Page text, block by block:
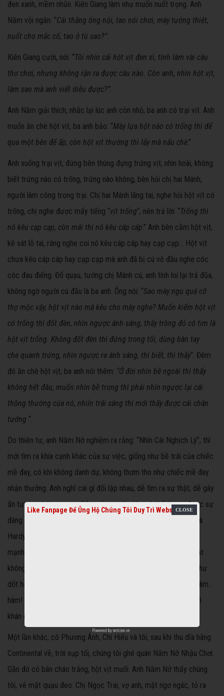
đen xanh, mềm nhũn. Kiên Giang làm như muốn nuốt trọng. Anh
Năm vội ngăn: “Cái thằng ông nội, tao nói chơi, mày tưởng thiệt,
nuốt cho mắc cổ, tao ở tù sao?”.
Kiên Giang cười, nói: “Tôi nhìn cái hột vịt đen xì, tính làm vài câu
thơ chơi, nhưng không rặn ra được câu nào. Còn anh, nhìn hột vịt,
làm sao mà anh viết diễu được?”.
Anh Năm giải thích, nhắc lại lúc anh còn nhỏ, ba anh có trại vịt. Anh
muốn ăn chè hột vịt, ba anh bảo: “Mày lựa hột nào có trống thì để
qua một bên để ấp, còn hột vịt thường thì lấy mà nấu chè.”
Anh xuống trại vịt, đứng bên thúng đựng trứng vịt, nhìn hoài, không
biết trứng nào có trống, trứng nào không, bèn hỏi chị hai Mánh,
người làm công trong trại. Chị hai Mánh lãng tai, nghe hỏi hột vịt có
trống, chị nghe được mấy tiếng “vịt trống“, nên trả lời: “Trống thì
nó kêu cạp cạp, còn mái thì nó kêu cáp cáp.” Anh bèn cầm hột vịt,
kê sát lỗ tai, ráng nghe coi nó kêu cáp cáp hay cạp cạp… Hột vịt
chưa kêu cáp cáp hay cạp cạp mà anh đã bị cú vô đầu nghe cóc
cóc đau điếng. Đổ quạu, tưởng chị Mánh cú, anh tính loi lại trả đũa,
không ngờ người cú đầu là ba anh. Ông nói: “Sao mày ngu quá cỡ
thợ mộc vậy, hột vịt nào mà kêu cho mày nghe? Muốn kiếm hột vịt
có trống thì đốt đèn, nhìn ngược ánh sáng, thấy tròng đỏ có tim là
hột vịt trống. Không đốt đèn thì đứng trong tối, dùng bàn tay
che quanh trứng, nhìn ngược ra ánh sáng, thì biết, thì thấy“. Đêm
đó ăn chè hột vịt, ba anh nói thêm: “Ở đời nhìn bề ngoài thì thấy
không hết đâu, muốn nhìn bề trong thì phải nhìn ngược lại cái
thông thường của nó, nhiỉn trái sáng thì mới thấy được cái chân
tướng “.
Do thiên tư, anh Năm Nở nghiệm ra rằng: “Nhìn Cái Nghịch Lý”, thì
mới tìm ra khía cạnh khác của sự việc, giống như bề trái của chiếc
mề đay, có khi không danh dự, không thơm tho như chiếc mề đay
nhận thưởng. Anh nghĩ cái gì đối lập nhau, dễ tìm ra sự thật, dễ gây
ấn tượng và theo quan điểm của người nhìn, có thể tìm ra được sự
đáng tức cười của sự đối lập đó như “mập” với “ốm” (Laurel và
Hardy), như chuyện cảnh sát rượt Charlot, cảnh sát oai quyền,
mạnh bạo vậy mà rượt theo một kẻ ốm đói như Charlot mà bắt
không được, lại té lên té xuống, dở khóc dở cười… Nghịch lý như
dốt hay nói chữ, điên mà biết yêu, thử làm vợ bé, ông Huyện hàm…
hàm! Anh Năm Nở có biệt tài sử dụng ngôn ngữ hài, chọc cười
khán giả một cách tỉnh bơ.
Một lần khác, cô Phương Ánh, Chí Hiếu và tôi, sau khi thu dĩa hãng
Continental về, trời sụp tối, chúng tôi ghé quán Năm Nở Nhậu Chơi.
Gần đó có bán cháo trắng, hột vịt muối. Anh Năm Nở thấy chúng
tôi, vẻ mặt quạu đeo. Chị Ngọc Trai, vợ anh, mặt ngơ ngác, tỏ ra
Like Fanpage Để Ủng Hộ Chúng Tôi Duy Trì Website
Powered by netcore.vn